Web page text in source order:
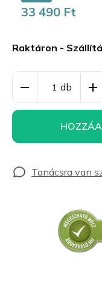
33 490 Ft
Raktáron -